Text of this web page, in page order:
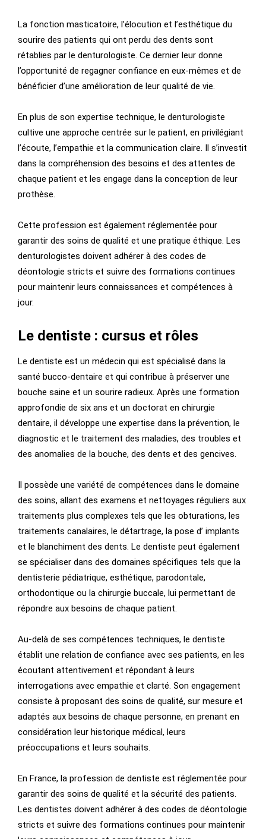
La fonction masticatoire, l’élocution et l’esthétique du
sourire des patients qui ont perdu des dents sont
rétablies par le denturologiste. Ce dernier leur donne
l’opportunité de regagner confiance en eux-mêmes et de
bénéficier d’une amélioration de leur qualité de vie.
En plus de son expertise technique, le denturologiste
cultive une approche centrée sur le patient, en privilégiant
l’écoute, l’empathie et la communication claire. Il s’investit
dans la compréhension des besoins et des attentes de
chaque patient et les engage dans la conception de leur
prothèse.
Cette profession est également réglementée pour
garantir des soins de qualité et une pratique éthique. Les
denturologistes doivent adhérer à des codes de
déontologie stricts et suivre des formations continues
pour maintenir leurs connaissances et compétences à
jour.
Le dentiste : cursus et rôles
Le dentiste est un médecin qui est spécialisé dans la
santé bucco-dentaire et qui contribue à préserver une
bouche saine et un sourire radieux. Après une formation
approfondie de six ans et un doctorat en chirurgie
dentaire, il développe une expertise dans la prévention, le
diagnostic et le traitement des maladies, des troubles et
des anomalies de la bouche, des dents et des gencives.
Il possède une variété de compétences dans le domaine
des soins, allant des examens et nettoyages réguliers aux
traitements plus complexes tels que les obturations, les
traitements canalaires, le détartrage, la pose d’ implants
et le blanchiment des dents. Le dentiste peut également
se spécialiser dans des domaines spécifiques tels que la
dentisterie pédiatrique, esthétique, parodontale,
orthodontique ou la chirurgie buccale, lui permettant de
répondre aux besoins de chaque patient.
Au-delà de ses compétences techniques, le dentiste
établit une relation de confiance avec ses patients, en les
écoutant attentivement et répondant à leurs
interrogations avec empathie et clarté. Son engagement
consiste à proposant des soins de qualité, sur mesure et
adaptés aux besoins de chaque personne, en prenant en
considération leur historique médical, leurs
préoccupations et leurs souhaits.
En France, la profession de dentiste est réglementée pour
garantir des soins de qualité et la sécurité des patients.
Les dentistes doivent adhérer à des codes de déontologie
stricts et suivre des formations continues pour maintenir